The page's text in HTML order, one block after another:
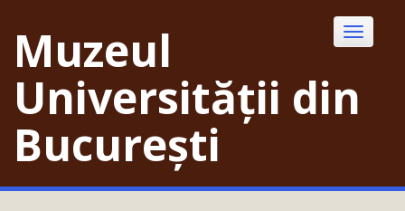
contentMuzeul
Universității din
București
Toggle